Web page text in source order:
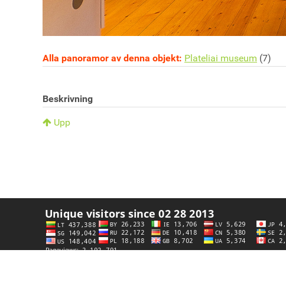
Alla panoramor av denna objekt: Plateliai museum (7)
Beskrivning
Upp